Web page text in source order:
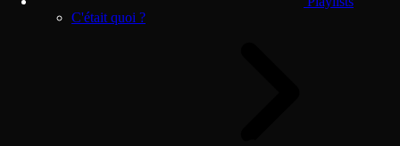
C'était quoi ?